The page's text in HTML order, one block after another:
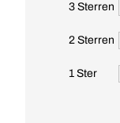
3 Sterren
2 Sterren
1 Ster